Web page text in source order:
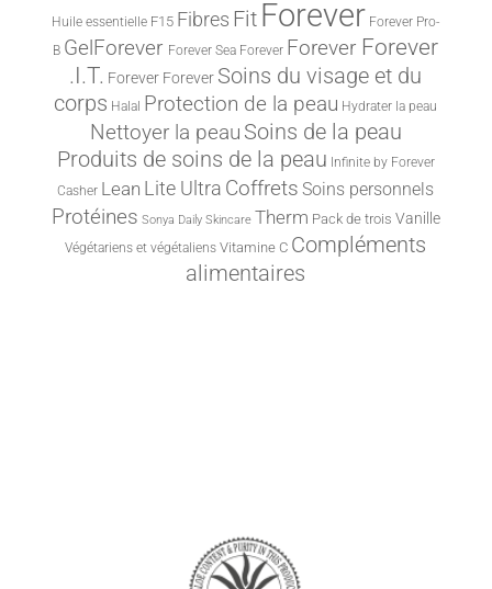
Huile essentielle F15 Fibres Fit Forever Forever Pro-
B GelForever Forever Sea Forever Forever Forever
.I.T. Forever Forever Soins du visage et du
corps Halal Protection de la peau Hydrater la peau
Nettoyer la peau Soins de la peau
Produits de soins de la peau Infinite by Forever
Casher Lean Lite Ultra Coffrets Soins personnels
Protéines Sonya Daily Skincare Therm Pack de trois Vanille
Végétariens et végétaliens Vitamine C Compléments
alimentaires